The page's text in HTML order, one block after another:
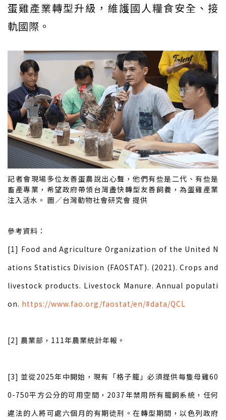
蛋雞產業轉型升級，維護國人糧食安全、接
軌國際。
記者會現場多位友善蛋農說出心聲，他們有些是二代、有些是
畜產專業，希望政府帶領台灣盡快轉型友善飼養，為蛋雞產業
注入活水。 圖／台灣動物社會研究會 提供
參考資料：
[1] Food and Agriculture Organization of the United N
ations Statistics Division (FAOSTAT). (2021). Crops and
livestock products. Livestock Manure. Annual populati
on. https://www.fao.org/faostat/en/#data/QCL
[2] 農業部，111年農業統計年報。
[3] 並從2025年中開始，現有「格子籠」必須提供每隻母雞60
0-750平方公分的可用空間，2037年禁用所有籠飼系統，任何
違法的人將可處六個月的有期徒刑。在轉型期間，以色列政府